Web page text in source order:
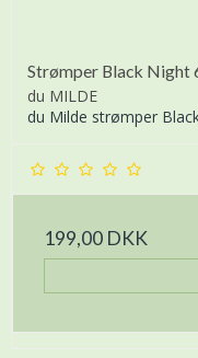
Strømper Black Night
du MILDE
du Milde strømper
199,00 DKK